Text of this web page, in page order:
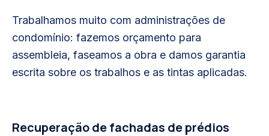
Trabalhamos muito com administrações de
condomínio: fazemos orçamento para
assembleia, faseamos a obra e damos garantia
escrita sobre os trabalhos e as tintas aplicadas.
Recuperação de fachadas de prédios